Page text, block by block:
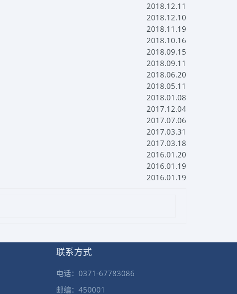
2018.12.11
2018.12.10
2018.11.19
2018.10.16
2018.09.15
2018.09.11
2018.06.20
2018.05.11
2018.01.08
2017.12.04
2017.07.06
2017.03.31
2017.03.18
2016.01.20
2016.01.19
2016.01.19
联系方式
电话：0371-67783086
邮编：450001